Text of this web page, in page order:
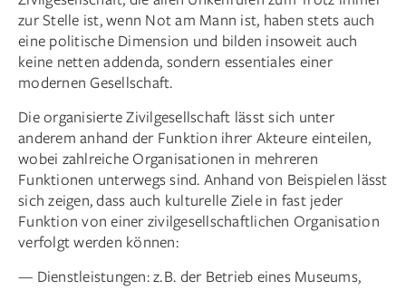
zur Stelle ist, wenn Not am Mann ist, haben stets auch
eine politische Dimension und bilden insoweit auch
keine netten addenda, sondern essentiales einer
modernen Gesellschaft.
Die organisierte Zivilgesellschaft lässt sich unter
anderem anhand der Funktion ihrer Akteure einteilen,
wobei zahlreiche Organisationen in mehreren
Funktionen unterwegs sind. Anhand von Beispielen lässt
sich zeigen, dass auch kulturelle Ziele in fast jeder
Funktion von einer zivilgesellschaftlichen Organisation
verfolgt werden können:
— Dienstleistungen: z. B. der Betrieb eines Museums,